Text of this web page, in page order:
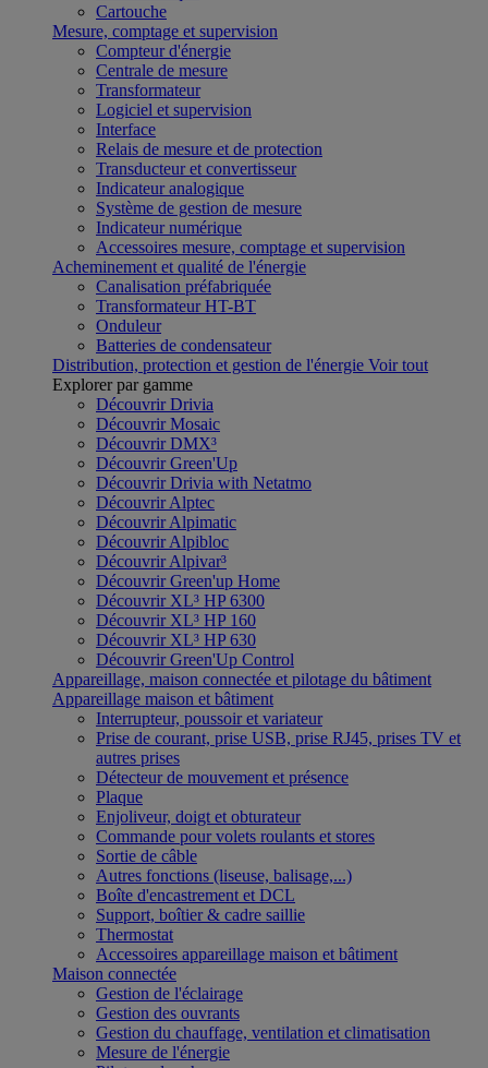
Cartouche
Mesure, comptage et supervision
Compteur d'énergie
Centrale de mesure
Transformateur
Logiciel et supervision
Interface
Relais de mesure et de protection
Transducteur et convertisseur
Indicateur analogique
Système de gestion de mesure
Indicateur numérique
Accessoires mesure, comptage et supervision
Acheminement et qualité de l'énergie
Canalisation préfabriquée
Transformateur HT-BT
Onduleur
Batteries de condensateur
Distribution, protection et gestion de l'énergie Voir tout
Explorer par gamme
Découvrir Drivia
Découvrir Mosaic
Découvrir DMX³
Découvrir Green'Up
Découvrir Drivia with Netatmo
Découvrir Alptec
Découvrir Alpimatic
Découvrir Alpibloc
Découvrir Alpivar³
Découvrir Green'up Home
Découvrir XL³ HP 6300
Découvrir XL³ HP 160
Découvrir XL³ HP 630
Découvrir Green'Up Control
Appareillage, maison connectée et pilotage du bâtiment
Appareillage maison et bâtiment
Interrupteur, poussoir et variateur
Prise de courant, prise USB, prise RJ45, prises TV et
autres prises
Détecteur de mouvement et présence
Plaque
Enjoliveur, doigt et obturateur
Commande pour volets roulants et stores
Sortie de câble
Autres fonctions (liseuse, balisage,...)
Boîte d'encastrement et DCL
Support, boîtier & cadre saillie
Thermostat
Accessoires appareillage maison et bâtiment
Maison connectée
Gestion de l'éclairage
Gestion des ouvrants
Gestion du chauffage, ventilation et climatisation
Mesure de l'énergie